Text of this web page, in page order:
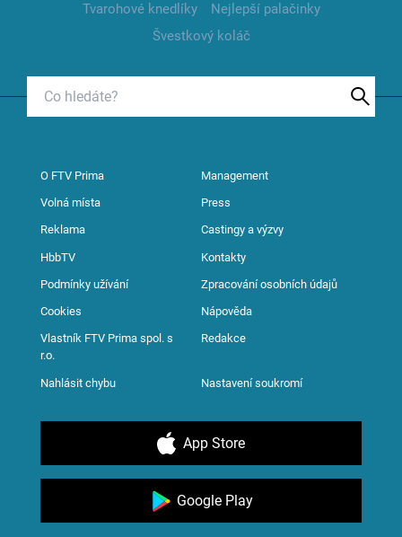
Tvarohové knedlíky
Nejlepší palačinky
Švestkový koláč
O FTV Prima Management
Volná místa Press
Reklama Castingy a výzvy
HbbTV Kontakty
Podmínky užívání Zpracování osobních údajů
Cookies Nápověda
Vlastník FTV Prima spol. s
r.o.
Redakce
Nahlásit chybu Nastavení soukromí
App Store
Google Play